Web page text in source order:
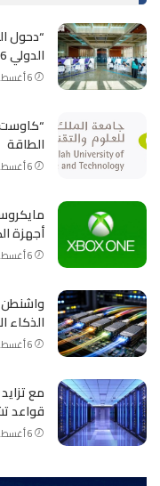
“دحول
الدولي 2026
6 أغسطس، 2026 5:36 م
الطاقة
6 أغسطس، 2026 4:14 م
أجهزة
6 أغسطس، 2026 4:11 م
واشنطن
الذكاء
6 أغسطس، 2026 3:20 م
مع
قواعد
6 أغسطس، 2026 2:36 م